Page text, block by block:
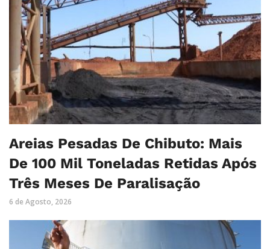
Areias Pesadas De Chibuto: Mais
De 100 Mil Toneladas Retidas Após
Três Meses De Paralisação
6 de Agosto, 2026